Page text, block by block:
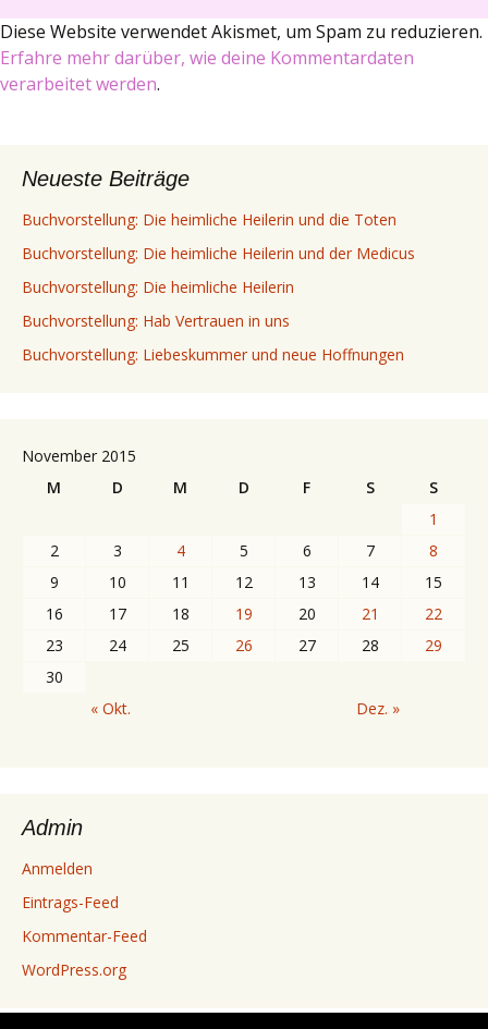
Diese Website verwendet Akismet, um Spam zu reduzieren.
Erfahre mehr darüber, wie deine Kommentardaten
verarbeitet werden.
Neueste Beiträge
Buchvorstellung: Die heimliche Heilerin und die Toten
Buchvorstellung: Die heimliche Heilerin und der Medicus
Buchvorstellung: Die heimliche Heilerin
Buchvorstellung: Hab Vertrauen in uns
Buchvorstellung: Liebeskummer und neue Hoffnungen
November 2015
M
D M D F S
S
1
2
3 4 5 6 7
8
9
10 11 12 13 14
15
16
17 18 19 20 21
22
23
24 25 26 27 28
29
30
« Okt.
Dez. »
Admin
Anmelden
Eintrags-Feed
Kommentar-Feed
WordPress.org